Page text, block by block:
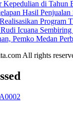
di Tahun
Hasil
Program
Icuana
Pemko Medan
All rights